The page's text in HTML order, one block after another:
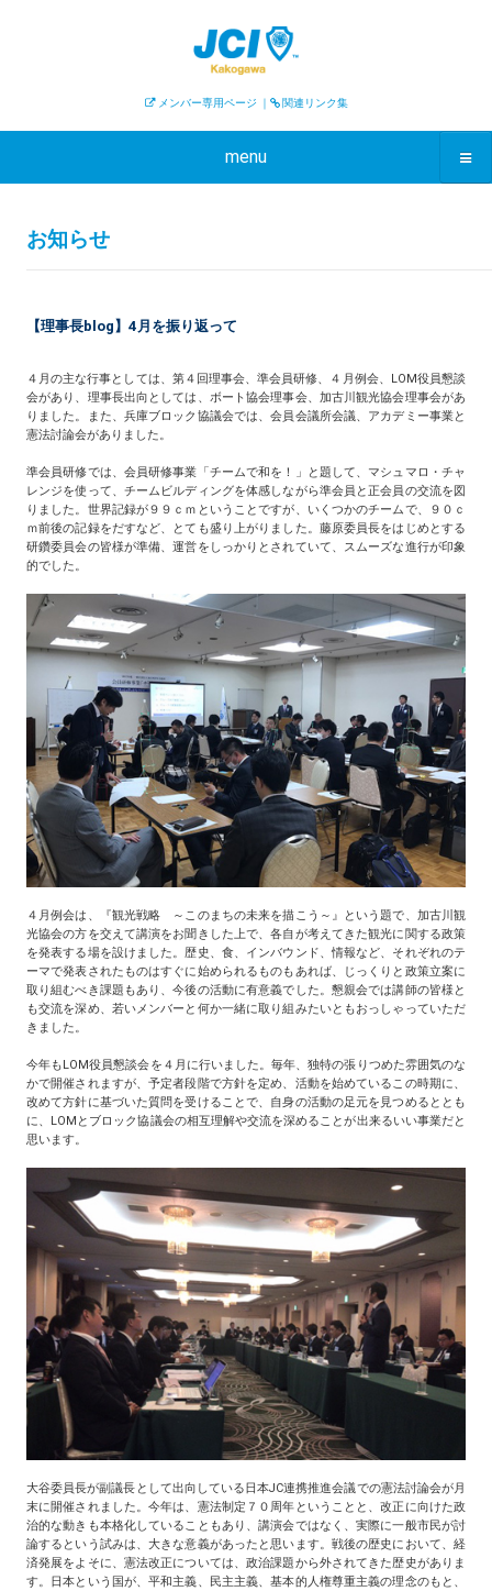
メンバー専用ページ ｜ 関連リンク集
menu
お知らせ
【理事長blog】4月を振り返って
４月の主な行事としては、第４回理事会、準会員研修、４月例会、LOM役員懇談
会があり、理事長出向としては、ボート協会理事会、加古川観光協会理事会があ
りました。また、兵庫ブロック協議会では、会員会議所会議、アカデミー事業と
憲法討論会がありました。
準会員研修では、会員研修事業「チームで和を！」と題して、マシュマロ・チャ
レンジを使って、チームビルディングを体感しながら準会員と正会員の交流を図
りました。世界記録が９９ｃｍということですが、いくつかのチームで、９０ｃ
ｍ前後の記録をだすなど、とても盛り上がりました。藤原委員長をはじめとする
研鑽委員会の皆様が準備、運営をしっかりとされていて、スムーズな進行が印象
的でした。
４月例会は、『観光戦略 ～このまちの未来を描こう～』という題で、加古川観
光協会の方を交えて講演をお聞きした上で、各自が考えてきた観光に関する政策
を発表する場を設けました。歴史、食、インバウンド、情報など、それぞれのテ
ーマで発表されたものはすぐに始められるものもあれば、じっくりと政策立案に
取り組むべき課題もあり、今後の活動に有意義でした。懇親会では講師の皆様と
も交流を深め、若いメンバーと何か一緒に取り組みたいともおっしゃっていただ
きました。
今年もLOM役員懇談会を４月に行いました。毎年、独特の張りつめた雰囲気のな
かで開催されますが、予定者段階で方針を定め、活動を始めているこの時期に、
改めて方針に基づいた質問を受けることで、自身の活動の足元を見つめるととも
に、LOMとブロック協議会の相互理解や交流を深めることが出来るいい事業だと
思います。
大谷委員長が副議長として出向している日本JC連携推進会議での憲法討論会が月
末に開催されました。今年は、憲法制定７０周年ということと、改正に向けた政
治的な動きも本格化していることもあり、講演会ではなく、実際に一般市民が討
論するという試みは、大きな意義があったと思います。戦後の歴史において、経
済発展をよそに、憲法改正については、政治課題から外されてきた歴史がありま
す。日本という国が、平和主義、民主主義、基本的人権尊重主義の理念のもと、